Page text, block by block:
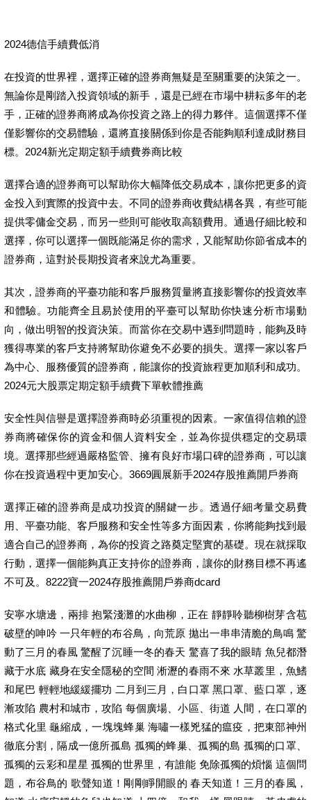
2024德信手續費低消
在投資的世界裡，選擇正確的證券商無疑是至關重要的決策之一。
無論你是剛踏入投資領域的新手，還是已經在市場中耕耘多年的老
手，正確的證券商將成為你投資之路上的得力夥伴。這個選擇不僅
僅影響你的交易體驗，還將直接關係到你是否能夠順利達成財務目
標。2024新光定期定額手續費券商比較
選擇合適的證券商可以幫助你大幅降低交易成本，讓你把更多的資
金投入到實際的投資中去。不同的證券商收費結構各異，有些可能
提供零傭金交易，而另一些則可能收取高額費用。通過仔細比較和
選擇，你可以選擇一個既能滿足你的需求，又能幫助你節省成本的
證券商，這對於長期投資者來說尤為重要。
其次，證券商的平臺功能和客戶服務質量將直接影響你的投資效率
和體驗。功能齊全且易於使用的平臺可以幫助你快速分析市場動
向，做出明智的投資決策。而當你在交易中遇到問題時，能夠及時
獲得專業的客戶支持將幫助你避免不必要的損失。選擇一家以客戶
為中心、服務優質的證券商，能讓你的投資旅程更加順利和成功。
2024元大股票定期定額手續費下單軟體推薦
安全性與信譽是選擇證券商時必須重視的因素。一家值得信賴的證
券商將確保你的資金和個人資料安全，並為你提供穩定的交易環
境。選擇那些經過嚴格監管、擁有良好市場口碑的證券商，可以讓
你在投資過程中更加安心。3669圓展新手2024存股推薦開戶券商
選擇正確的證券商是成功投資的關鍵一步。透過仔細考量交易費
用、平臺功能、客戶服務和安全性等多方面因素，你將能夠找到最
適合自己的證券商，為你的投資之路奠定堅實的基礎。現在就採取
行動，選擇一個能夠真正支持你的證券商，讓你的財務目標不再遙
不可及。8222寶一2024存股推薦開戶券商dcard
安寧水塘邊，兩排 抱緊淺灘的水曲柳，正在 靜靜聆聽柳樹芽含苞
破壁的呻吟 一只年輕的布谷鳥，向荒原 拋出一串串清脆的鳥鳴 驚
動了三月的春風 驚醒了沉睡一冬的春天 驚喜了我的眼睛 魚兒都潛
藏于水底 藏身在安全隱秘的空間 淅瀝的春雨不來 水草叢里，魚鰭
和尾巴 輕輕地緩緩擺功 二月到三月，白口罩 黑口罩、藍口罩，逐
漸攻陷 農村和城市，攻陷 每個廣場、小區、街道 人間，在口罩的
格式化里 龜縮成，一塊塊蜂巢 海嘯一樣兇猛的瘟疫，把東部神州
徹底分割，隔成一億所孤島 孤獨的蜂巢、孤獨的島 孤獨的口罩、
孤獨的云彩和星星 孤獨的世界里，有誰能 免除孤獨的煩惱 這個問
題，布谷鳥的 歌聲知道！剛剛睜開眼的 春天知道！三月的春風，